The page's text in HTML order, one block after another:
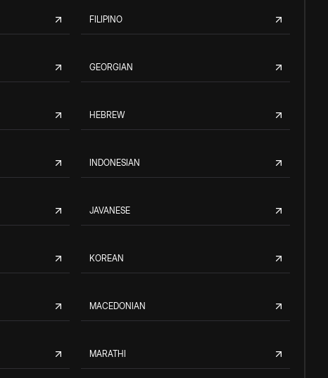
FILIPINO
GEORGIAN
HEBREW
INDONESIAN
JAVANESE
KOREAN
MACEDONIAN
MARATHI